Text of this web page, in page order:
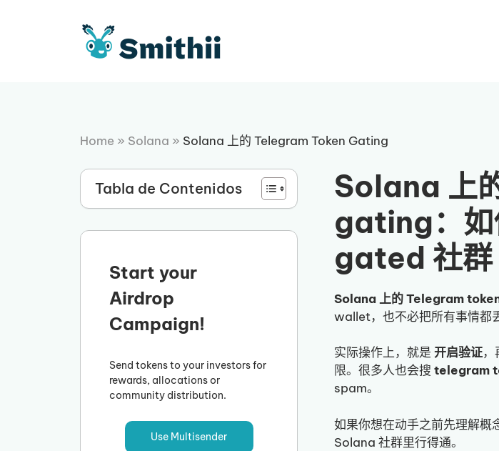
Home » Solana » Solana 上的 Telegram Token Gating
Tabla de Contenidos
Start your
Airdrop
Campaign!
Send tokens to your investors for
rewards, allocations or
community distribution.
Use Multisender
Solana 上
gating：
gated 社群
Solana 上的 Telegram
wallet，也不必把所有事情都
实际操作上，就是开启验证
限。很多人也会搜telegram
spam。
如果你想在动手之前先理解概
Solana 社群里行得通。